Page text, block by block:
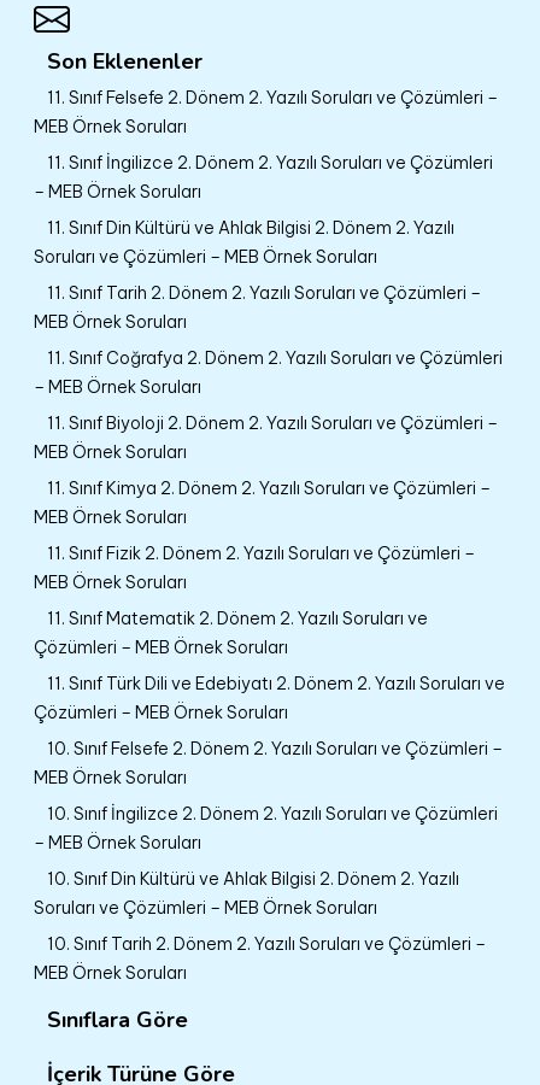
Son Eklenenler
11. Sınıf Felsefe 2. Dönem 2. Yazılı Soruları ve Çözümleri –
MEB Örnek Soruları
11. Sınıf İngilizce 2. Dönem 2. Yazılı Soruları ve Çözümleri
– MEB Örnek Soruları
11. Sınıf Din Kültürü ve Ahlak Bilgisi 2. Dönem 2. Yazılı
Soruları ve Çözümleri – MEB Örnek Soruları
11. Sınıf Tarih 2. Dönem 2. Yazılı Soruları ve Çözümleri –
MEB Örnek Soruları
11. Sınıf Coğrafya 2. Dönem 2. Yazılı Soruları ve Çözümleri
– MEB Örnek Soruları
11. Sınıf Biyoloji 2. Dönem 2. Yazılı Soruları ve Çözümleri –
MEB Örnek Soruları
11. Sınıf Kimya 2. Dönem 2. Yazılı Soruları ve Çözümleri –
MEB Örnek Soruları
11. Sınıf Fizik 2. Dönem 2. Yazılı Soruları ve Çözümleri –
MEB Örnek Soruları
11. Sınıf Matematik 2. Dönem 2. Yazılı Soruları ve
Çözümleri – MEB Örnek Soruları
11. Sınıf Türk Dili ve Edebiyatı 2. Dönem 2. Yazılı Soruları ve
Çözümleri – MEB Örnek Soruları
10. Sınıf Felsefe 2. Dönem 2. Yazılı Soruları ve Çözümleri –
MEB Örnek Soruları
10. Sınıf İngilizce 2. Dönem 2. Yazılı Soruları ve Çözümleri
– MEB Örnek Soruları
10. Sınıf Din Kültürü ve Ahlak Bilgisi 2. Dönem 2. Yazılı
Soruları ve Çözümleri – MEB Örnek Soruları
10. Sınıf Tarih 2. Dönem 2. Yazılı Soruları ve Çözümleri –
MEB Örnek Soruları
Sınıflara Göre
İçerik Türüne Göre